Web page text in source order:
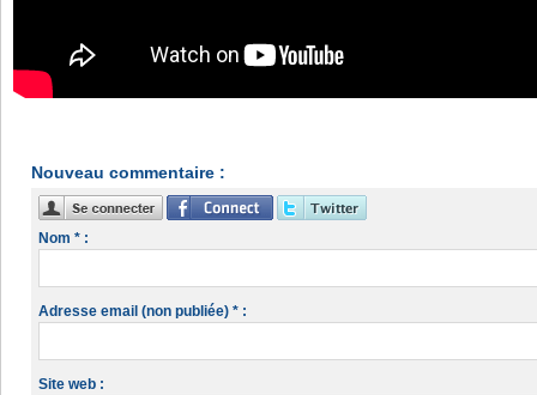
Nouveau commentaire :
Nom * :
Adresse email (non publiée) * :
Site web :